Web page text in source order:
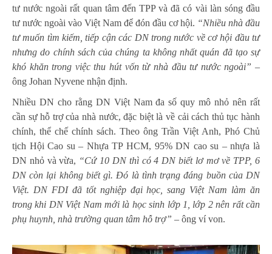
tư nước ngoài rất quan tâm đến TPP và đã có vài làn sóng đầu
tư nước ngoài vào Việt Nam để đón đầu cơ hội. “Nhiều nhà đầu
tư muốn tìm kiếm, tiếp cận các DN trong nước về cơ hội đầu tư
nhưng do chính sách của chúng ta không nhất quán đã tạo sự
khó khăn trong việc thu hút vốn từ nhà đầu tư nước ngoài” –
ông Johan Nyvene nhận định.
Nhiều DN cho rằng DN Việt Nam đa số quy mô nhỏ nên rất
cần sự hỗ trợ của nhà nước, đặc biệt là về cải cách thủ tục hành
chính, thể chế chính sách. Theo ông Trần Việt Anh, Phó Chủ
tịch Hội Cao su – Nhựa TP HCM, 95% DN cao su – nhựa là
DN nhỏ và vừa, “Cứ 10 DN thì có 4 DN biết lơ mơ về TPP, 6
DN còn lại không biết gì. Đó là tình trạng đáng buồn của DN
Việt. DN FDI đã tốt nghiệp đại học, sang Việt Nam làm ăn
trong khi DN Việt Nam mới là học sinh lớp 1, lớp 2 nên rất cần
phụ huynh, nhà trường quan tâm hỗ trợ” – ông ví von.